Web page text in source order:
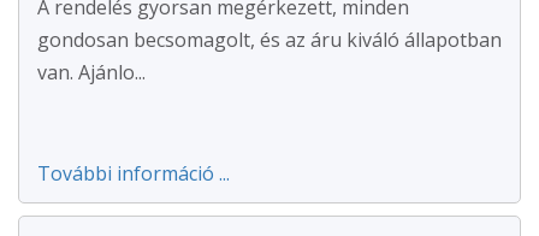
A rendelés gyorsan megérkezett, minden
gondosan becsomagolt, és az áru kiváló állapotban
van. Ajánlo...
További információ ...